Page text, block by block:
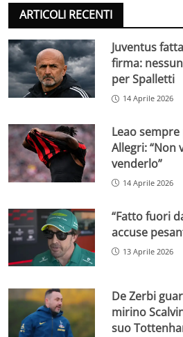
ARTICOLI RECENTI
Juventus
firma:
per Spalletti
14 Aprile 2026
Leao
Allegri: “Non
venderlo”
14 Aprile 2026
“Fatto fuori
accuse
13 Aprile 2026
De Zerbi
mirino
suo